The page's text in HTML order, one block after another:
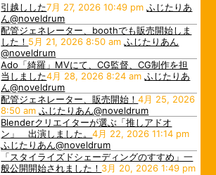
引越しした7月 27, 2026 10:49 pm ふじたりあ
ん@noveldrum
配管ジェネレーター、boothでも販売開始しま
した！ 5月 21, 2026 8:50 am ふじたりあん
@noveldrum
Ado「綺羅」MVにて、CG監督、CG制作を担
当しました4月 28, 2026 8:24 am ふじたりあ
ん@noveldrum
配管ジェネレーター、販売開始！4月 25, 2026
8:50 am ふじたりあん@noveldrum
Blenderクリエイターが選ぶ「推しアドオ
ン」 出演しました。4月 22, 2026 11:14 pm
ふじたりあん@noveldrum
「スタイライズドシェーディングのすすめ」一
般公開開始されました！ 3月 20, 2026 1:49 pm